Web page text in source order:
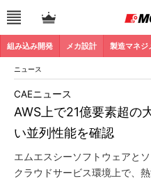
組み込み開発 メカ設計 製造マネジ
ニュース
AWS上で21億要素超の
い並列性能を確認
CAEニュース
エムエスシーソフトウェアと
クラウドサービス環境上で、